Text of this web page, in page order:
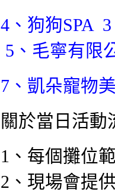
4、狗狗SPA
5、毛寧有限
7、 凱朵寵物
關於當日活動
1、每個攤位
2、現場會提